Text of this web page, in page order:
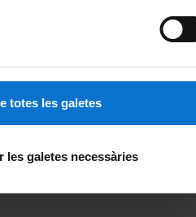
totes les galetes
les galetes necessàries